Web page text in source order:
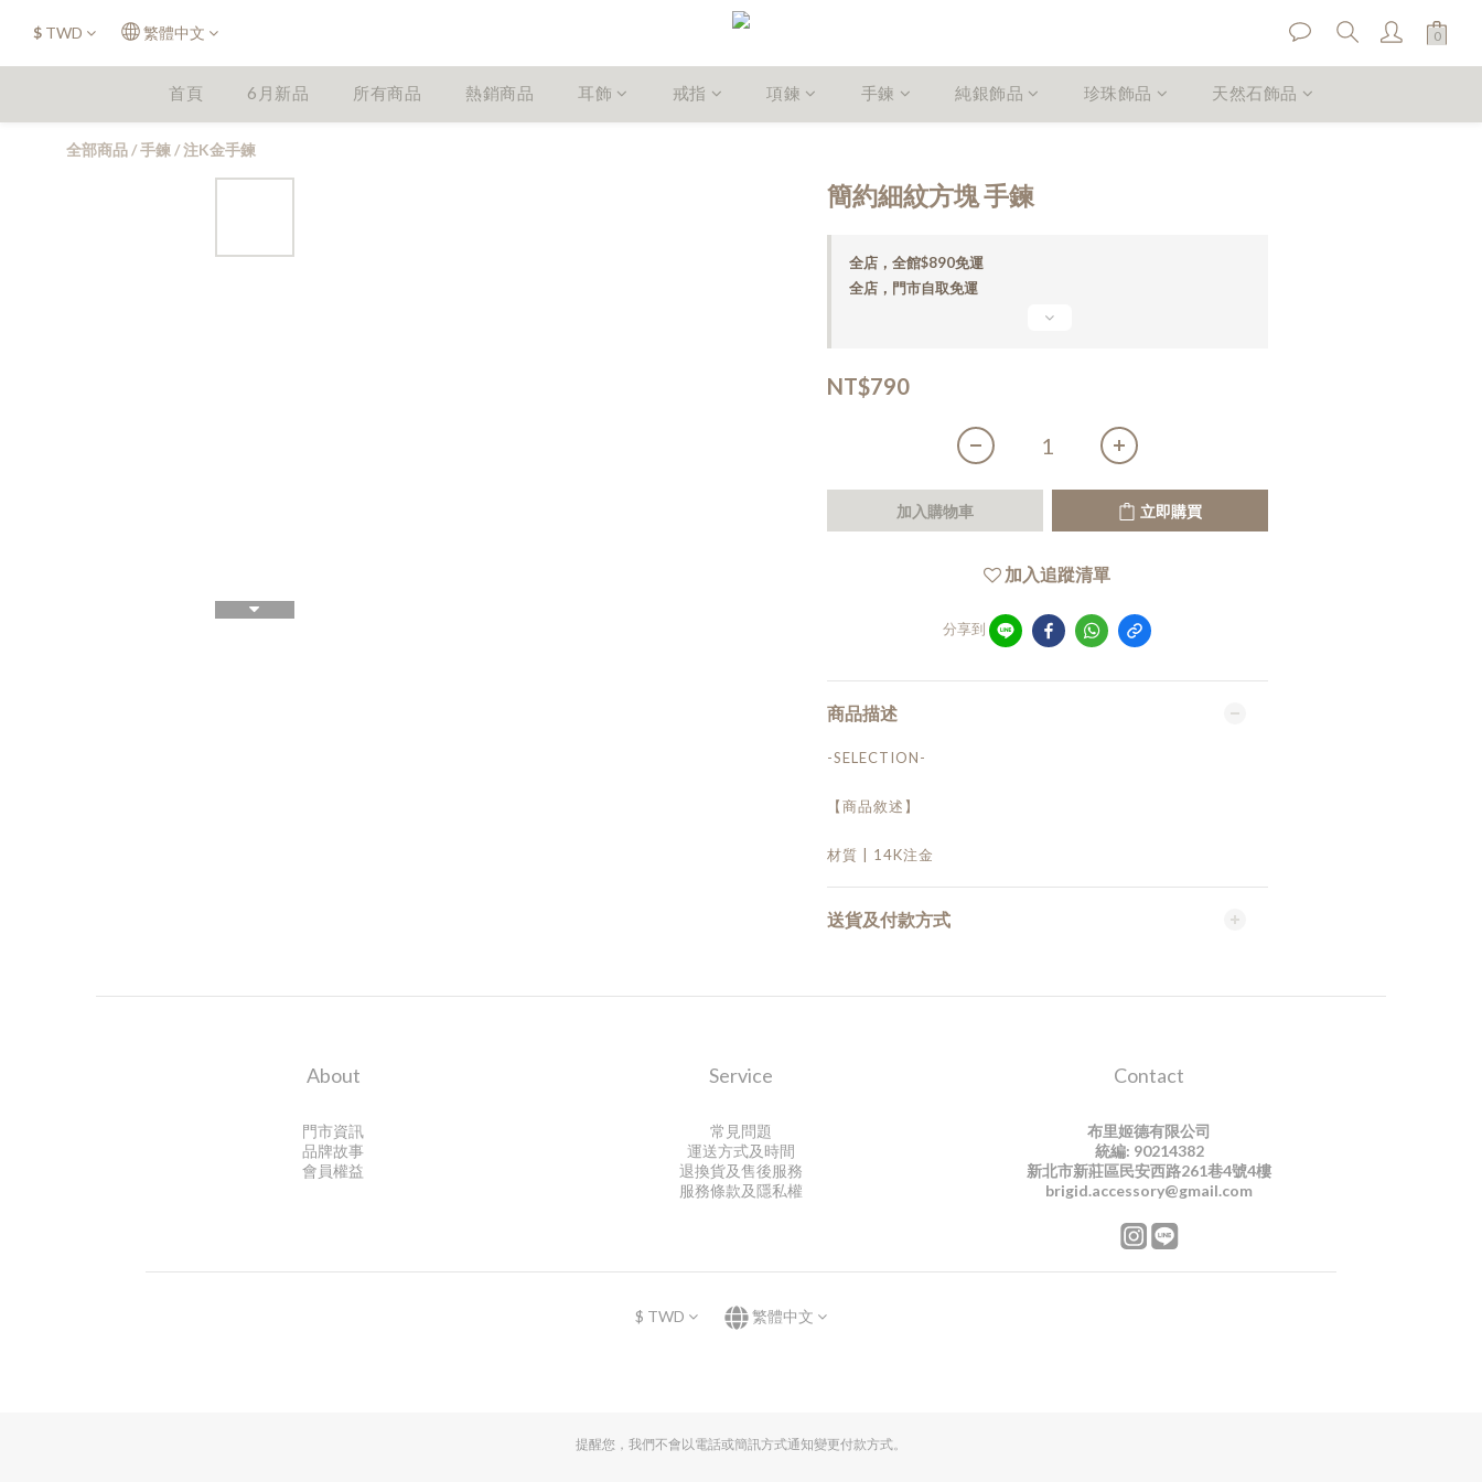
$ TWD 繁體中文
首頁 6月新品 所有商品 熱銷商品 耳飾 戒指 項鍊 手鍊 純銀飾品 珍珠飾品 天然石飾品
全部商品/手鍊/注K金手鍊
簡約細紋方塊 手鍊
全店，全館$890免運
全店，門市自取免運
NT$790
加入購物車 立即購買
加入追蹤清單
分享到
商品描述
-SELECTION-
【商品敘述】
材質 | 14K注金
送貨及付款方式
About
門市資訊
品牌故事
會員權益
Service
常見問題
運送方式及時間
退換貨及售後服務
服務條款及隱私權
Contact
布里姬德有限公司
統編: 90214382
新北市新莊區民安西路261巷4號4樓
brigid.accessory@gmail.com
$ TWD 繁體中文
提醒您，我們不會以電話或簡訊方式通知變更付款方式。